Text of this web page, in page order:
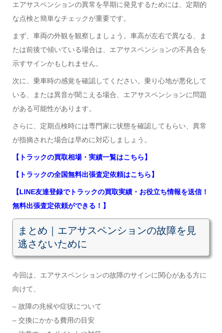
エアサスペンションの異常を早期に発見するためには、定期的
な点検と簡単なチェックが重要です。
まず、車両の外観を観察しましょう。車高が左右で異なる、ま
たは前後で傾いている場合は、エアサスペンションの不具合を
示すサインかもしれません。
次に、乗車時の感覚を確認してください。乗り心地が悪化して
いる、または異音が聞こえる場合、エアサスペンションに問題
がある可能性があります。
さらに、定期点検時には専門家に状態を確認してもらい、異常
が指摘された場合は早めに対応しましょう。
【トラックの買取相場・実績一覧はこちら】
【トラックの全国無料出張査定依頼はこちら】
【LINE友達登録でトラックの買取実績・お役立ち情報を送信！
無料出張査定依頼ができる！】
まとめ｜エアサスペンションの故障を見
逃さないために
今回は、エアサスペンションの故障のサインに関心がある方に
向けて、
– 故障の兆候や症状について
– 交換にかかる費用の目安